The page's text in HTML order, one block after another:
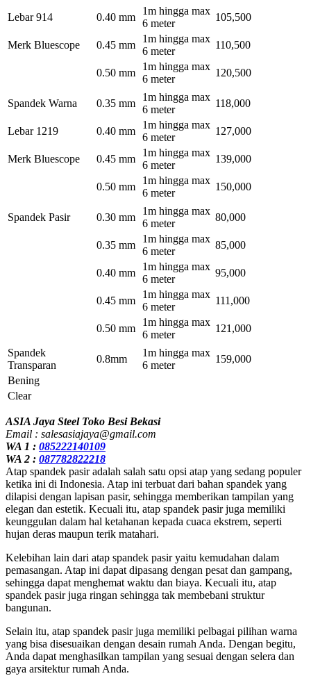
Lebar 914
0.40 mm
1m hingga max
6 meter
105,500
Merk Bluescope 0.45 mm
1m hingga max
6 meter
110,500
0.50 mm
1m hingga max
6 meter
120,500
Spandek Warna 0.35 mm
1m hingga max
6 meter
118,000
Lebar 1219 0.40 mm
1m hingga max
6 meter
127,000
Merk Bluescope 0.45 mm
1m hingga max
6 meter
139,000
0.50 mm
1m hingga max
6 meter
150,000
Spandek Pasir 0.30 mm
1m hingga max
6 meter
80,000
0.35 mm
1m hingga max
6 meter
85,000
0.40 mm
1m hingga max
6 meter
95,000
0.45 mm
1m hingga max
6 meter
111,000
0.50 mm
1m hingga max
6 meter
121,000
Spandek
Transparan
0.8mm
1m hingga max
6 meter
159,000
Bening
Clear
ASIA Jaya Steel Toko Besi Bekasi
Email : salesasiajaya@gmail.com
WA 1 : 085222140109
WA 2 : 087782822218
Atap spandek pasir adalah salah satu opsi atap yang sedang populer
ketika ini di Indonesia. Atap ini terbuat dari bahan spandek yang
dilapisi dengan lapisan pasir, sehingga memberikan tampilan yang
elegan dan estetik. Kecuali itu, atap spandek pasir juga memiliki
keunggulan dalam hal ketahanan kepada cuaca ekstrem, seperti
hujan deras maupun terik matahari.
Kelebihan lain dari atap spandek pasir yaitu kemudahan dalam
pemasangan. Atap ini dapat dipasang dengan pesat dan gampang,
sehingga dapat menghemat waktu dan biaya. Kecuali itu, atap
spandek pasir juga ringan sehingga tak membebani struktur
bangunan.
Selain itu, atap spandek pasir juga memiliki pelbagai pilihan warna
yang bisa disesuaikan dengan desain rumah Anda. Dengan begitu,
Anda dapat menghasilkan tampilan yang sesuai dengan selera dan
gaya arsitektur rumah Anda.